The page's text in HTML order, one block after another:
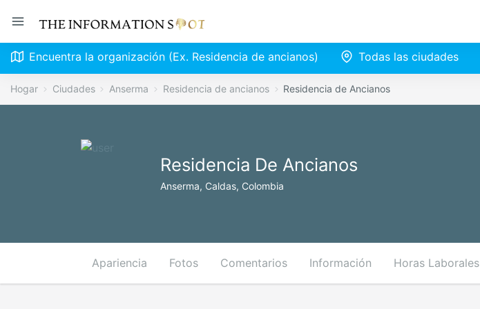
Encuentra la organización (Ex. Residencia de ancianos) Todas las ciudades
Hogar Ciudades Anserma Residencia de ancianos Residencia de Ancianos
Residencia De Ancianos
Anserma, Caldas, Colombia
Apariencia Fotos Comentarios Información Horas Laborales